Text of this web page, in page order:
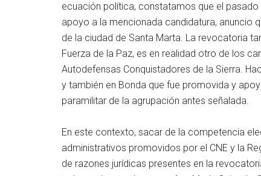
ecuación política, constatamos que el
apoyo a la mencionada candidatura, anuncio
de la ciudad de Santa Marta. La revocatoria
Fuerza de la Paz, es en realidad otro de los
Autodefensas Conquistadores de la Sierra.
y también en Bonda que fue promovida y
paramilitar de la agrupación antes señalada.
En este contexto, sacar de la competencia
administrativos promovidos por el CNE y la
de razones jurídicas presentes en la